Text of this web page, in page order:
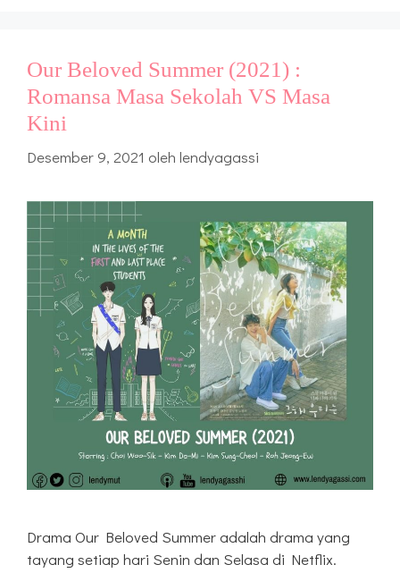
Our Beloved Summer (2021) :
Romansa Masa Sekolah VS Masa
Kini
Desember 9, 2021 oleh lendyagassi
Drama Our Beloved Summer adalah drama yang
tayang setiap hari Senin dan Selasa di Netflix.